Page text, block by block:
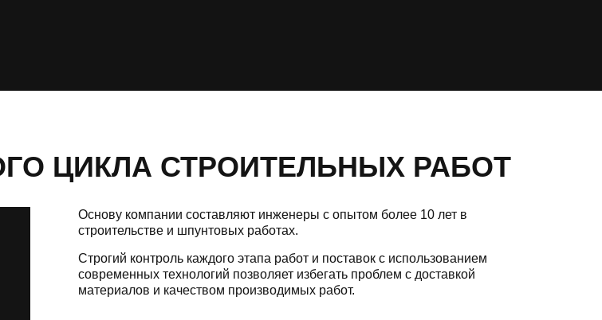
ЦИКЛА СТРОИТЕЛЬНЫХ РАБОТ
Основу компании составляют инженеры с опытом более 10 лет в
строительстве и шпунтовых работах.
Строгий контроль каждого этапа работ и поставок с использованием
современных технологий позволяет избегать проблем с доставкой
материалов и качеством производимых работ.